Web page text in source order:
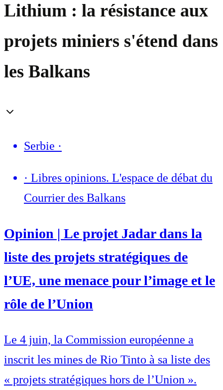
Lithium : la résistance aux
projets miniers s'étend dans
les Balkans
Serbie ·
· Libres opinions. L'espace de débat du
Courrier des Balkans
Opinion | Le projet Jadar dans la
liste des projets stratégiques de
l’UE, une menace pour l’image et le
rôle de l’Union
Le 4 juin, la Commission européenne a
inscrit les mines de Rio Tinto à sa liste des
« projets stratégiques hors de l’Union ».